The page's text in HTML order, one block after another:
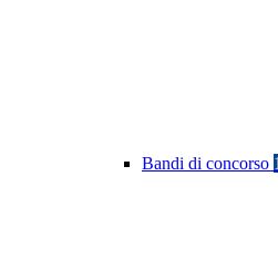
Bandi di concorso 1